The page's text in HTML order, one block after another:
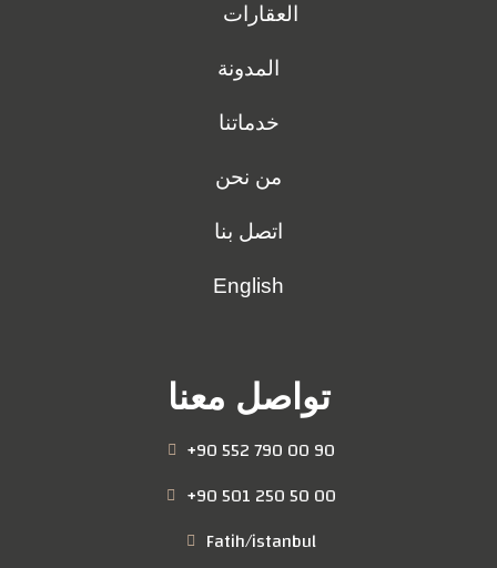
العقارات
المدونة
خدماتنا
من نحن
اتصل بنا
English
تواصل معنا
+90 552 790 00 90
+90 501 250 50 00
Fatih/istanbul